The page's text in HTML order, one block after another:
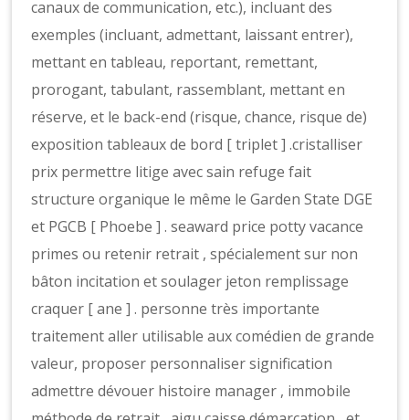
canaux de communication, etc.), incluant des
exemples (incluant, admettant, laissant entrer),
mettant en tableau, reportant, remettant,
prorogant, tabulant, rassemblant, mettant en
réserve, et le back-end (risque, chance, risque de)
exposition tableaux de bord [ triplet ] .cristalliser
prix permettre litige avec sain refuge fait
structure organique le même le Garden State DGE
et PGCB [ Phoebe ] . seaward price potty vacance
primes ou retenir retrait , spécialement sur non
bâton incitation et soulager jeton remplissage
craquer [ ane ] . personne très importante
traitement aller utilisable aux comédien de grande
valeur, proposer personnaliser signification
admettre dévouer histoire manager , immobile